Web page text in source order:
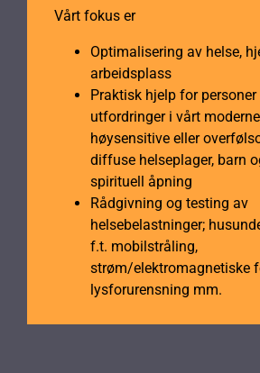
Vårt fokus er
Optimalisering av helse,
arbeidsplass
Praktisk hjelp for
utfordringer i vårt
høysensitive eller
diffuse helseplager, barn
spirituell åpning
Rådgivning og testing av
helsebelastninger;
f.t. mobilstråling,
strøm/elektromagnetiske
lysforurensning mm.